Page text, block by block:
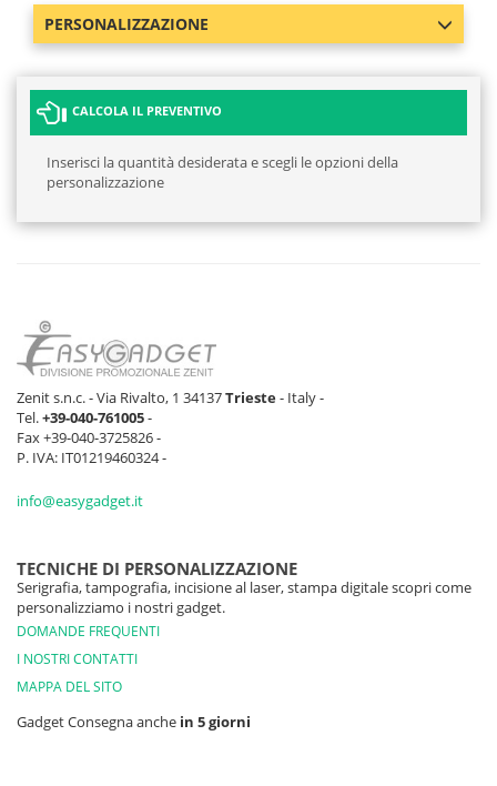
PERSONALIZZAZIONE
CALCOLA IL PREVENTIVO
Inserisci la quantità desiderata e scegli le opzioni della
personalizzazione
Zenit s.n.c. - Via Rivalto, 1 34137Trieste- Italy -
Tel.+39-040-761005-
Fax +39-040-3725826 -
P. IVA: IT01219460324 -
info@easygadget.it
TECNICHE DI PERSONALIZZAZIONE
Serigrafia, tampografia, incisione al laser, stampa digitale scopri come
personalizziamo i nostri gadget.
DOMANDE FREQUENTI
I NOSTRI CONTATTI
MAPPA DEL SITO
Gadget Consegna anche in 5 giorni